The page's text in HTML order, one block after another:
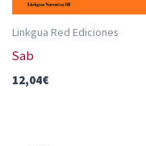
Linkgua Red Ediciones
Sab
12,04€